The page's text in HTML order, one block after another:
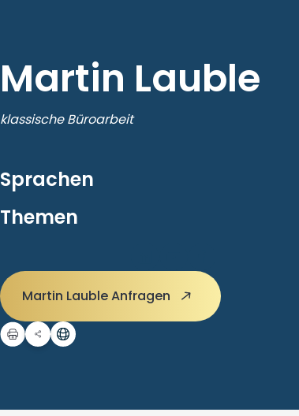
Martin Lauble
klassische Büroarbeit
Sprachen
Themen
Martin Lauble Anfragen